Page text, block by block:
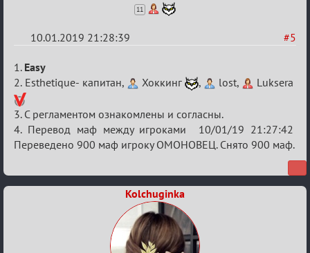
11
#5
10.01.2019 21:28:39
Re:
VIII
Кубок
сумеречных
разборок
1. Easy
2. Esthetique- капитан,
Хоккинг , lost, Luksera
3. С регламентом ознакомлены и согласны.
4. Перевод маф между игроками 10/01/19 21:27:42
Переведено 900 маф игроку ОМОНОВЕЦ. Снято 900 маф.
Kolchuginka